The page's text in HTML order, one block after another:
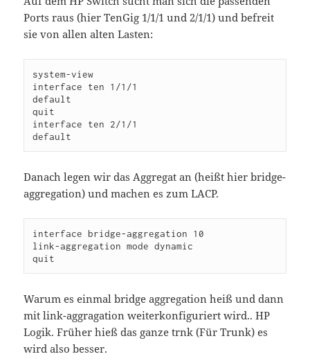
Ports raus (hier TenGig 1/1/1 und 2/1/1) und befreit
sie von allen alten Lasten:
system-view
interface ten 1/1/1
default
quit
interface ten 2/1/1
Danach legen wir das Aggregat an (heißt hier bridge-
aggregation) und machen es zum LACP.
interface bridge-aggregation 10
link-aggregation mode dynamic
Warum es einmal bridge aggregation heiß und dann
mit link-aggragation weiterkonfiguriert wird.. HP
Logik. Früher hieß das ganze trnk (Für Trunk) es
wird also besser.